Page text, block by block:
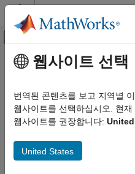
콘텐츠로 바로 가기
오프캔버스 탐색
문서 홈
데이터 가져오기와 분석
데이터 가져오기 및 내보내기
하드웨어 보드 및 키트
BeagleBone Black
주요 콘텐츠
직렬 포트
BeagleBone®Black 직렬 포
BeagleBone Black의 직렬 포
객체
웹사이트 선택
번역된 콘텐츠를 보고 지역별
웹사이트를 선택하십시오. 현
웹사이트를 권장합니다:
United States